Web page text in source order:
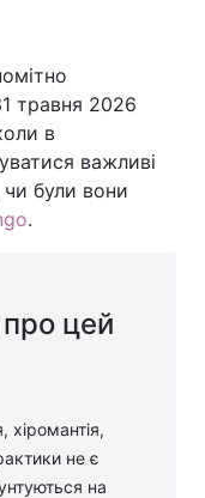
травня 2026
в
важливі
були вони
.
цей
хіромантія,
не є
на